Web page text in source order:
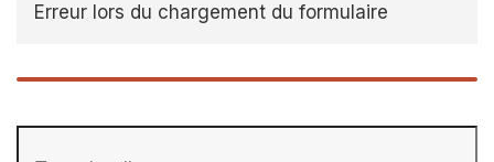
Erreur lors du chargement du formulaire